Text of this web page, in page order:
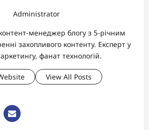
Administrator
менеджер блогу з 5-річним
захопливого контенту. Експерт у
фанат технологій.
View All Posts